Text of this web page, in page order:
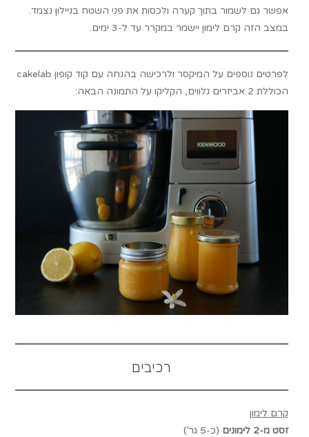
אפשר גם לשמור בתוך קערה ולכסות את פני השטח בניילון נצמד.
במצב הזה קרם לימון יישמר במקרר עד ל-3 ימים.
לפרטים נוספים על המיקסר ולרכישה בהנחה עם קוד קופון cakelab
הכוללת 2 אביזרים נלווים, הקליקו על התמונה הבאה:
רכיבים
קרם לימון
זסט מ-2 לימונים
(כ-5 גר’)